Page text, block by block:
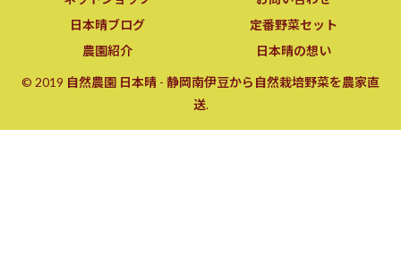
日本晴ブログ
定番野菜セット
農園紹介
日本晴の想い
© 2019 自然農園 日本晴 - 静岡南伊豆から自然栽培野菜を農家直
送.